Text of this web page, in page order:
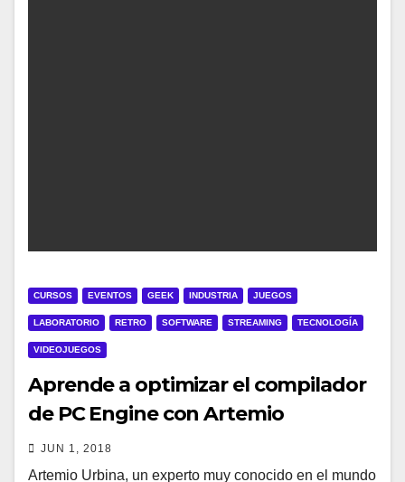
CURSOS EVENTOS GEEK INDUSTRIA JUEGOS
LABORATORIO RETRO SOFTWARE STREAMING TECNOLOGÍA
VIDEOJUEGOS
Aprende a optimizar el compilador
de PC Engine con Artemio
JUN 1, 2018
Artemio Urbina, un experto muy conocido en el mundo